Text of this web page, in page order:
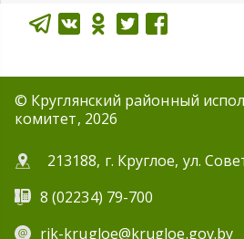
© Круглянский районный
комитет, 2026
213188, г. Круглое, ул.
8 (02234) 79-700
rik-krugloe@krugloe.gov.by